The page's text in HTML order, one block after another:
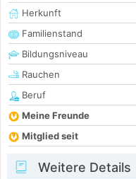
Herkunft
Familienstand
Bildungsniveau
Rauchen
Beruf
Meine Freunde
Mitglied seit
Weitere Details